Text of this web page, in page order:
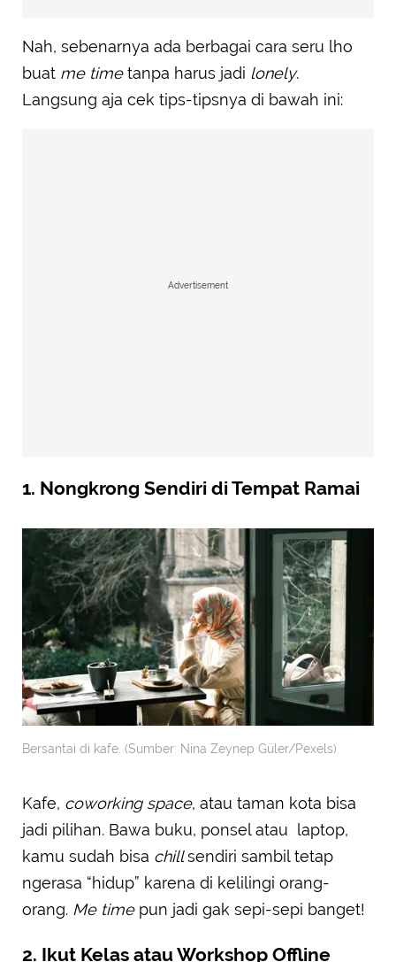
Nah, sebenarnya ada berbagai cara seru lho
buat me timetanpa harus jadi lonely.
Langsung aja cek tips-tipsnya di bawah ini:
Advertisement
1. Nongkrong Sendiri di Tempat Ramai
Bersantai di kafe. (Sumber: Nina Zeynep Güler/Pexels)
Kafe, coworking space, atau taman kota bisa
jadi pilihan. Bawa buku, ponsel atau laptop,
kamu sudah bisa chillsendiri sambil tetap
ngerasa “hidup” karena di kelilingi orang-
orang. Me timepun jadi gak sepi-sepi banget!
2. Ikut Kelas atau Workshop Offline